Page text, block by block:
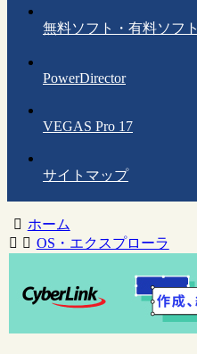
無料ソフト・有料ソフト
PowerDirector
VEGAS Pro 17
サイトマップ
ホーム
OS・エクスプローラ